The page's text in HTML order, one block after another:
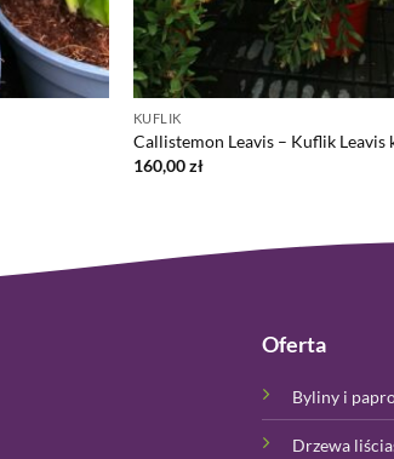
KUFLIK
Callistemon Leavis – Kuflik Leavis
160,00zł
Oferta
Byliny i
Drzewa